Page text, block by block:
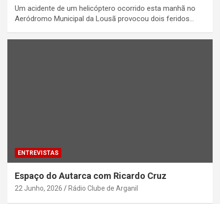
Um acidente de um helicóptero ocorrido esta manhã no
Aeródromo Municipal da Lousã provocou dois feridos…
ENTREVISTAS
Espaço do Autarca com Ricardo Cruz
22 Junho, 2026 Rádio Clube de Arganil